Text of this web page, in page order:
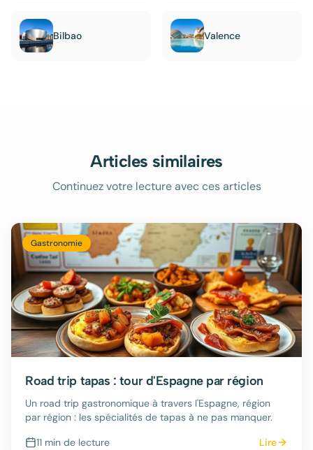
Bilbao Valence
Articles similaires
Continuez votre lecture avec ces articles
Gastronomie
Road trip tapas : tour d'Espagne par région
Un road trip gastronomique à travers l'Espagne, région
par région : les spécialités de tapas à ne pas manquer.
11 min de lecture Lire